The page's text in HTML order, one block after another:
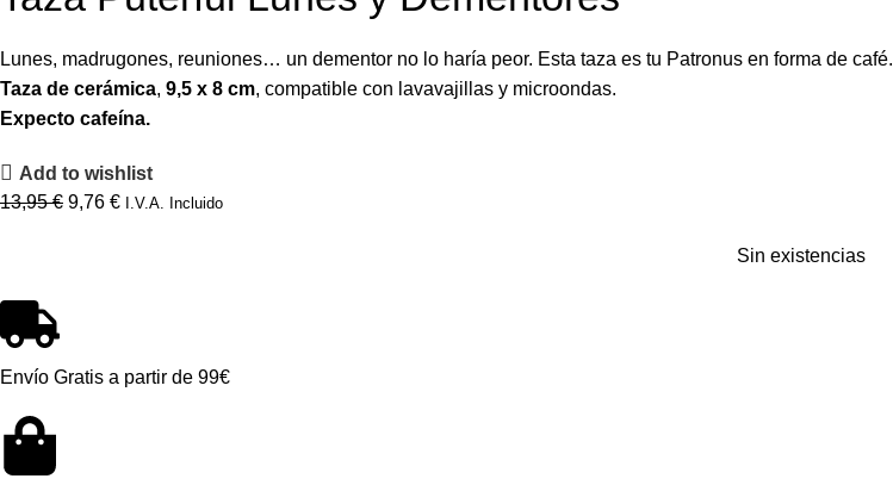
Lunes, madrugones, reuniones… un dementor no lo haría peor. Esta taza es tu Patronus en forma de café.
Taza de cerámica, 9,5 x 8 cm, compatible con lavavajillas y microondas.
Expecto cafeína.
Add to wishlist
13,95€ 9,76 € I.V.A. Incluido
Sin existencias
Envío Gratis a partir de 99€